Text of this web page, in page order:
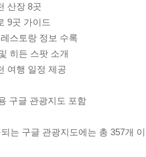
산장 8곳
9곳 가이드
스토랑 정보 수록
히든 스팟 소개
여행 일정 제공
구글 관광지도 포함
는 구글 관광지도에는 총 357개